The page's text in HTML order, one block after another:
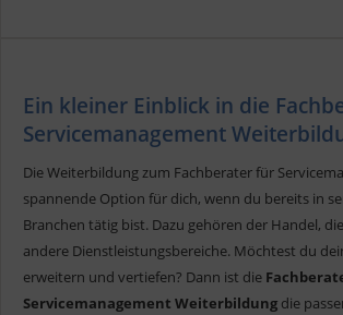
Ein kleiner Einblick in die
Servicemanagement
Die Weiterbildung zum Fachberater für
spannende Option für dich, wenn du bereits in
Branchen tätig bist. Dazu gehören der Handel,
andere Dienstleistungsbereiche. Möchtest du
erweitern und vertiefen? Dann ist die
Servicemanagement Weiterbildung die